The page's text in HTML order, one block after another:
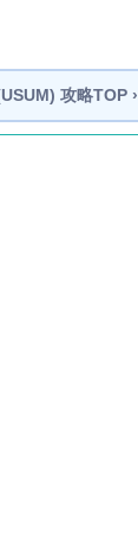
攻略TOP ›